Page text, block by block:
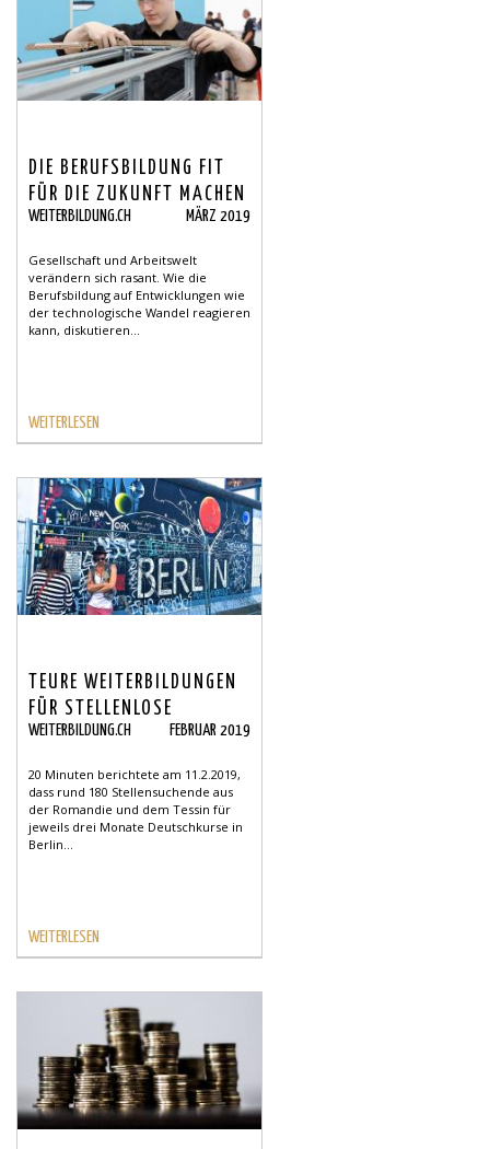
DIE BERUFSBILDUNG FIT
FÜR DIE ZUKUNFT MACHEN
- KONFERENZ
WEITERBILDUNG.CH MÄRZ 2019
Gesellschaft und Arbeitswelt
verändern sich rasant. Wie die
Berufsbildung auf Entwicklungen wie
der technologische Wandel reagieren
kann, diskutieren...
WEITERLESEN
TEURE WEITERBILDUNGEN
FÜR STELLENLOSE
WEITERBILDUNG.CH FEBRUAR 2019
20 Minuten berichtete am 11.2.2019,
dass rund 180 Stellensuchende aus
der Romandie und dem Tessin für
jeweils drei Monate Deutschkurse in
Berlin...
WEITERLESEN